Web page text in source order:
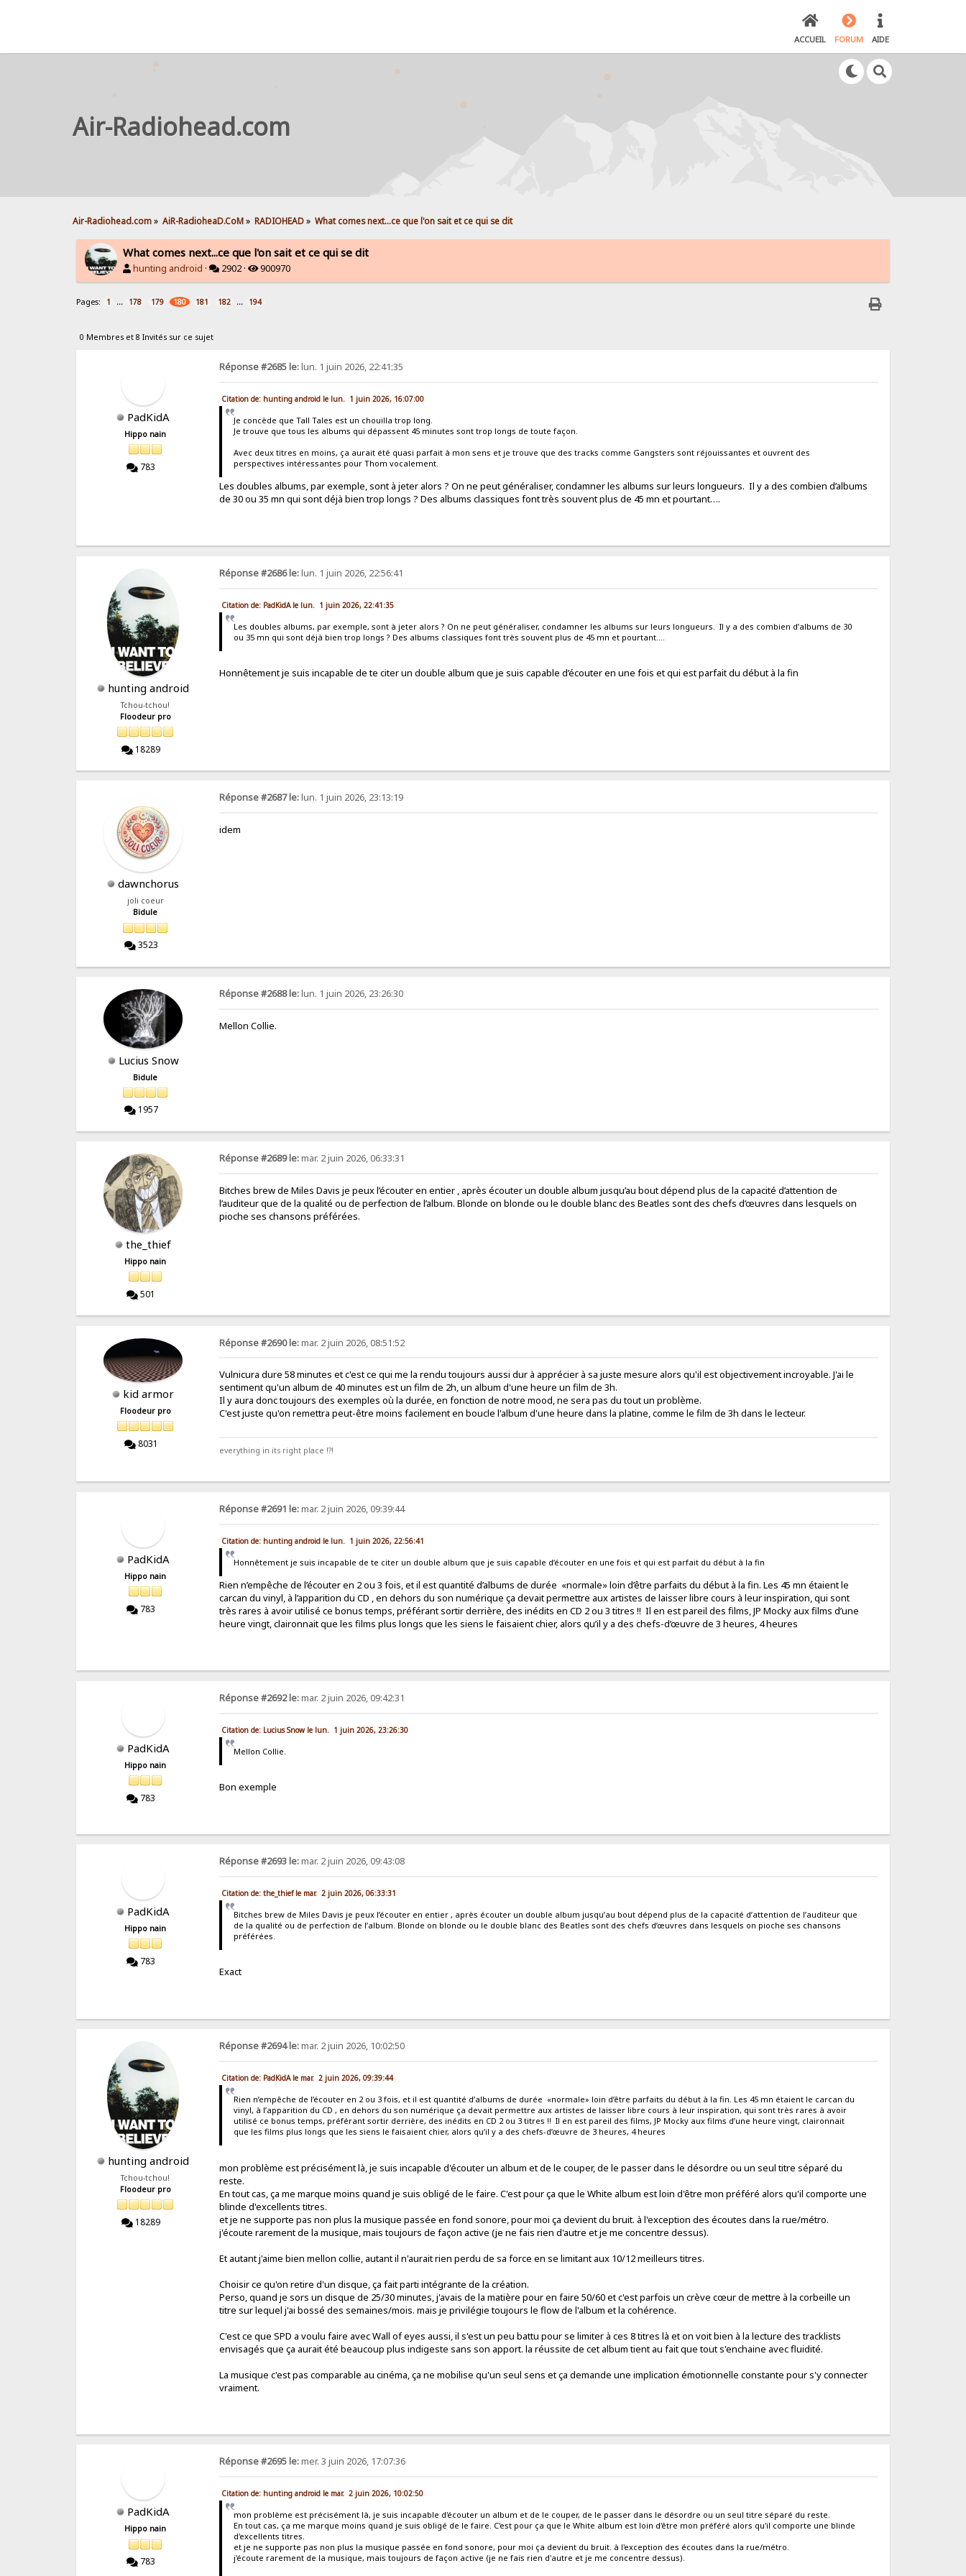
ACCUEIL FORUM AIDE
Air-Radiohead.com
Air-Radiohead.com» AiR-RadioheaD.CoM» RADIOHEAD» What comes next...ce que l'on sait et ce qui se dit
What comes next...ce que l'on sait et ce qui se dit
hunting android · 2902 · 900970
Pages: 1 ... 178 179 180 181 182 ... 194
0 Membres et 8 Invités sur ce sujet
PadKidA
Hippo nain
783
Réponse #2685 le:lun. 1 juin 2026, 22:41:35
Citation de: hunting android le lun. 1 juin 2026, 16:07:00
Je concède que Tall Tales est un chouilla trop long.
Je trouve que tous les albums qui dépassent 45 minutes sont trop longs de toute façon.
Avec deux titres en moins, ça aurait été quasi parfait à mon sens et je trouve que des tracks comme Gangsters sont réjouissantes et ouvrent des
perspectives intéressantes pour Thom vocalement.
Les doubles albums, par exemple, sont à jeter alors ? On ne peut généraliser, condamner les albums sur leurs longueurs. Il y a des combien d’albums
de 30 ou 35 mn qui sont déjà bien trop longs ? Des albums classiques font très souvent plus de 45 mn et pourtant….
hunting android
Tchou-tchou!
Floodeur pro
18289
Réponse #2686 le:lun. 1 juin 2026, 22:56:41
Citation de: PadKidA le lun. 1 juin 2026, 22:41:35
Les doubles albums, par exemple, sont à jeter alors ? On ne peut généraliser, condamner les albums sur leurs longueurs. Il y a des combien d’albums de 30
ou 35 mn qui sont déjà bien trop longs ? Des albums classiques font très souvent plus de 45 mn et pourtant….
Honnêtement je suis incapable de te citer un double album que je suis capable d’écouter en une fois et qui est parfait du début à la fin
dawnchorus
joli coeur
Bidule
3523
Réponse #2687 le:lun. 1 juin 2026, 23:13:19
idem
Lucius Snow
Bidule
1957
Réponse #2688 le:lun. 1 juin 2026, 23:26:30
Mellon Collie.
the_thief
Hippo nain
501
Réponse #2689 le:mar. 2 juin 2026, 06:33:31
Bitches brew de Miles Davis je peux l’écouter en entier , après écouter un double album jusqu’au bout dépend plus de la capacité d’attention de
l’auditeur que de la qualité ou de perfection de l’album. Blonde on blonde ou le double blanc des Beatles sont des chefs d’œuvres dans lesquels on
pioche ses chansons préférées.
kid armor
Floodeur pro
8031
Réponse #2690 le:mar. 2 juin 2026, 08:51:52
Vulnicura dure 58 minutes et c'est ce qui me la rendu toujours aussi dur à apprécier à sa juste mesure alors qu'il est objectivement incroyable. J'ai le
sentiment qu'un album de 40 minutes est un film de 2h, un album d'une heure un film de 3h.
Il y aura donc toujours des exemples où la durée, en fonction de notre mood, ne sera pas du tout un problème.
C'est juste qu'on remettra peut-être moins facilement en boucle l'album d'une heure dans la platine, comme le film de 3h dans le lecteur.
everything in its right place !?!
PadKidA
Hippo nain
783
Réponse #2691 le:mar. 2 juin 2026, 09:39:44
Citation de: hunting android le lun. 1 juin 2026, 22:56:41
Honnêtement je suis incapable de te citer un double album que je suis capable d’écouter en une fois et qui est parfait du début à la fin
Rien n’empêche de l’écouter en 2 ou 3 fois, et il est quantité d’albums de durée «normale» loin d’être parfaits du début à la fin. Les 45 mn étaient le
carcan du vinyl, à l’apparition du CD , en dehors du son numérique ça devait permettre aux artistes de laisser libre cours à leur inspiration, qui sont
très rares à avoir utilisé ce bonus temps, préférant sortir derrière, des inédits en CD 2 ou 3 titres !! Il en est pareil des films, JP Mocky aux films d’une
heure vingt, claironnait que les films plus longs que les siens le faisaient chier, alors qu’il y a des chefs-d’œuvre de 3 heures, 4 heures
PadKidA
Hippo nain
783
Réponse #2692 le:mar. 2 juin 2026, 09:42:31
Citation de: Lucius Snow le lun. 1 juin 2026, 23:26:30
Mellon Collie.
Bon exemple
PadKidA
Hippo nain
783
Réponse #2693 le:mar. 2 juin 2026, 09:43:08
Citation de: the_thief le mar. 2 juin 2026, 06:33:31
Bitches brew de Miles Davis je peux l’écouter en entier , après écouter un double album jusqu’au bout dépend plus de la capacité d’attention de l’auditeur que
de la qualité ou de perfection de l’album. Blonde on blonde ou le double blanc des Beatles sont des chefs d’œuvres dans lesquels on pioche ses chansons
préférées.
Exact
hunting android
Tchou-tchou!
Floodeur pro
18289
Réponse #2694 le:mar. 2 juin 2026, 10:02:50
Citation de: PadKidA le mar. 2 juin 2026, 09:39:44
Rien n’empêche de l’écouter en 2 ou 3 fois, et il est quantité d’albums de durée «normale» loin d’être parfaits du début à la fin. Les 45 mn étaient le carcan du
vinyl, à l’apparition du CD , en dehors du son numérique ça devait permettre aux artistes de laisser libre cours à leur inspiration, qui sont très rares à avoir
utilisé ce bonus temps, préférant sortir derrière, des inédits en CD 2 ou 3 titres !! Il en est pareil des films, JP Mocky aux films d’une heure vingt, claironnait
que les films plus longs que les siens le faisaient chier, alors qu’il y a des chefs-d’œuvre de 3 heures, 4 heures
mon problème est précisément là, je suis incapable d'écouter un album et de le couper, de le passer dans le désordre ou un seul titre séparé du
reste.
En tout cas, ça me marque moins quand je suis obligé de le faire. C'est pour ça que le White album est loin d'être mon préféré alors qu'il comporte une
blinde d'excellents titres.
et je ne supporte pas non plus la musique passée en fond sonore, pour moi ça devient du bruit. à l'exception des écoutes dans la rue/métro.
j'écoute rarement de la musique, mais toujours de façon active (je ne fais rien d'autre et je me concentre dessus).
Et autant j'aime bien mellon collie, autant il n'aurait rien perdu de sa force en se limitant aux 10/12 meilleurs titres.
Choisir ce qu'on retire d'un disque, ça fait parti intégrante de la création.
Perso, quand je sors un disque de 25/30 minutes, j'avais de la matière pour en faire 50/60 et c'est parfois un crève cœur de mettre à la corbeille un
titre sur lequel j'ai bossé des semaines/mois. mais je privilégie toujours le flow de l'album et la cohérence.
C'est ce que SPD a voulu faire avec Wall of eyes aussi, il s'est un peu battu pour se limiter à ces 8 titres là et on voit bien à la lecture des tracklists
envisagés que ça aurait été beaucoup plus indigeste sans son apport. la réussite de cet album tient au fait que tout s'enchaine avec fluidité.
La musique c'est pas comparable au cinéma, ça ne mobilise qu'un seul sens et ça demande une implication émotionnelle constante pour s'y connecter
vraiment.
PadKidA
Hippo nain
783
Réponse #2695 le:mer. 3 juin 2026, 17:07:36
Citation de: hunting android le mar. 2 juin 2026, 10:02:50
mon problème est précisément là, je suis incapable d'écouter un album et de le couper, de le passer dans le désordre ou un seul titre séparé du reste.
En tout cas, ça me marque moins quand je suis obligé de le faire. C'est pour ça que le White album est loin d'être mon préféré alors qu'il comporte une blinde
d'excellents titres.
et je ne supporte pas non plus la musique passée en fond sonore, pour moi ça devient du bruit. à l'exception des écoutes dans la rue/métro.
j'écoute rarement de la musique, mais toujours de façon active (je ne fais rien d'autre et je me concentre dessus).